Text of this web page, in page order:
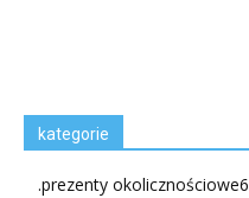
kategorie
.prezenty okolicznościowe6